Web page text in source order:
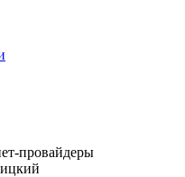
провайдеры